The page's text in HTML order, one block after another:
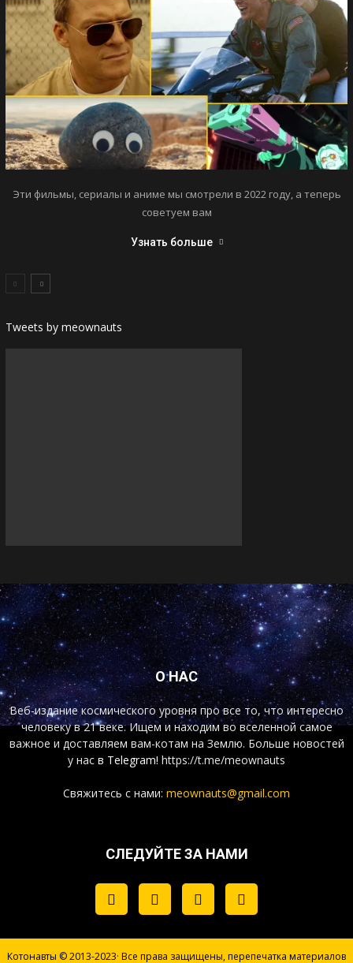
Эти фильмы, сериалы и аниме мы смотрели в 2022 году, а теперь
советуем вам
Узнать больше
Tweets by meownauts
О НАС
Веб-издание космического уровня про все то, что интересно
человеку в 21 веке. Ищем и находим во вселенной самое
важное и доставляем вам-котам на Землю. Больше новостей
у нас в Telegram! https://t.me/meownauts
Свяжитесь с нами: meownauts@gmail.com
СЛЕДУЙТЕ ЗА НАМИ
Котонавты © 2013-2023· Все права защищены, перепечатка материалов